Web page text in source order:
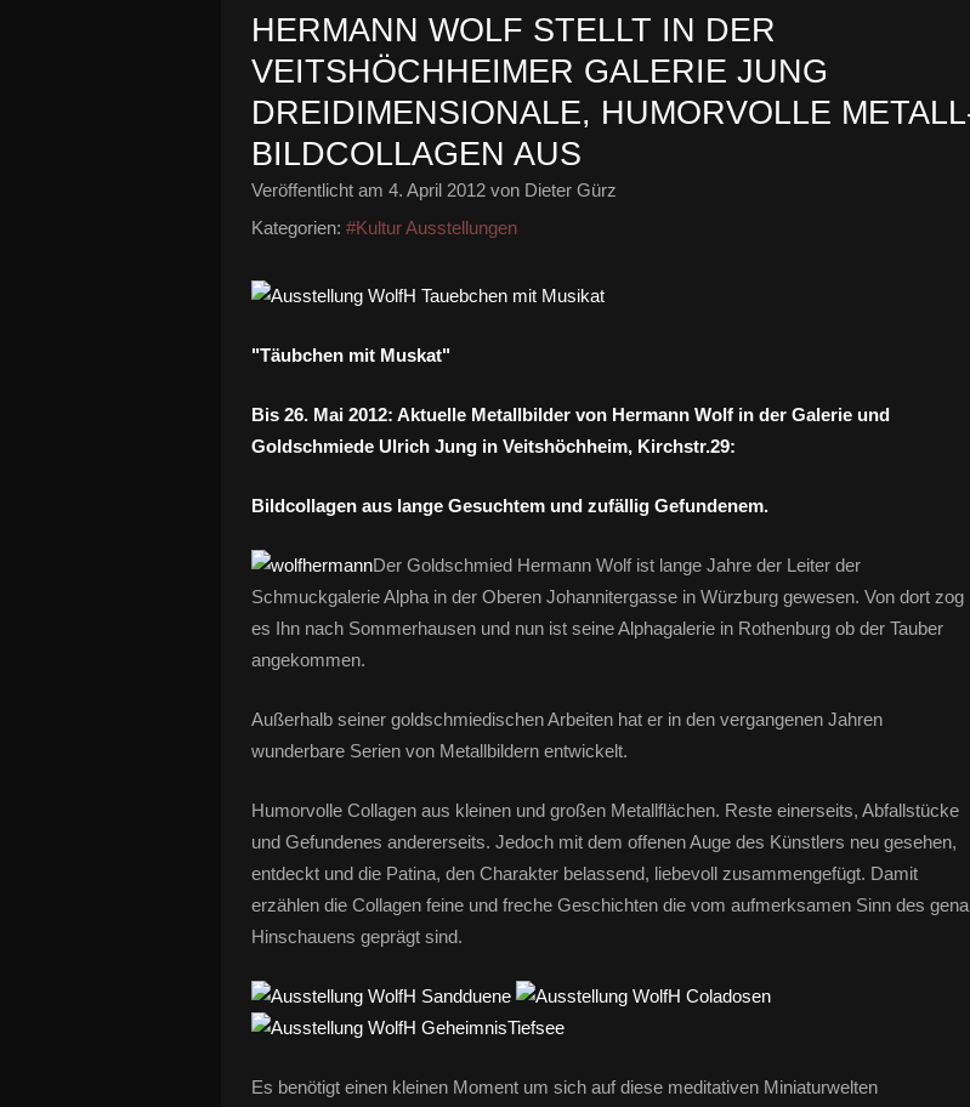
HERMANN WOLF STELLT IN DER
VEITSHÖCHHEIMER GALERIE JUNG
DREIDIMENSIONALE, HUMORVOLLE
BILDCOLLAGEN AUS
Veröffentlicht am 4. April 2012 von Dieter Gürz
Kategorien: #Kultur Ausstellungen
"Täubchen mit Muskat"
Bis 26. Mai 2012: Aktuelle Metallbilder von Hermann Wolf in der Galerie und
Goldschmiede Ulrich Jung in Veitshöchheim, Kirchstr.29:
Bildcollagen aus lange Gesuchtem und zufällig Gefundenem.
Der Goldschmied Hermann Wolf ist lange Jahre der Leiter der
Schmuckgalerie Alpha in der Oberen Johannitergasse in Würzburg gewesen. Von dort zog
es Ihn nach Sommerhausen und nun ist seine Alphagalerie in Rothenburg ob der Tauber
angekommen.
Außerhalb seiner goldschmiedischen Arbeiten hat er in den vergangenen Jahren
wunderbare Serien von Metallbildern entwickelt.
Humorvolle Collagen aus kleinen und großen Metallflächen. Reste einerseits, Abfallstücke
und Gefundenes andererseits. Jedoch mit dem offenen Auge des Künstlers neu gesehen,
entdeckt und die Patina, den Charakter belassend, liebevoll zusammengefügt. Damit
erzählen die Collagen feine und freche Geschichten die vom aufmerksamen Sinn des
Hinschauens geprägt sind.
Es benötigt einen kleinen Moment um sich auf diese meditativen Miniaturwelten